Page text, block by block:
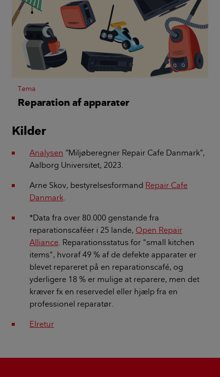
Tema
Reparation af apparater
Kilder
Analysen ”Miljøberegner Repair Cafe Danmark”,
Aalborg Universitet, 2023.
Arne Skov, bestyrelsesformand Repair Cafe
Danmark
*Data fra over 80.000 genstande fra
reparationscaféer i 25 lande, Open Repair
Alliance . Reparationsstatus for "small kitchen
items", hvoraf 49 % af de defekte apparater er
blevet repareret på en reparationscafé, og
yderligere 18 % er mulige at reparere, men det
kræver fx en reservedel eller hjælp fra en
professionel reparatør.
Elretur